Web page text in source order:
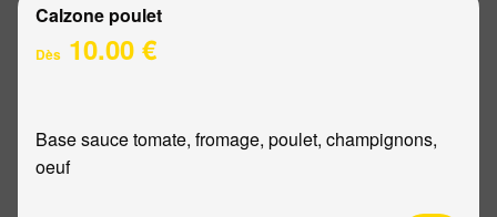
Calzone poulet
Dès 10.00 €
Base sauce tomate, fromage, poulet, champignons,
oeuf